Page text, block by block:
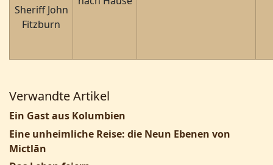
Sheriff John
Fitzburn
Verwandte Artikel
Ein Gast aus Kolumbien
Eine unheimliche Reise: die Neun Ebenen von
Mictlān